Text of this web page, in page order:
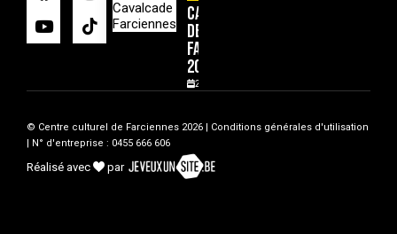
Cavalcade
de
Farciennes
2026
29/08/2026
© Centre culturel de Farciennes 2026 | Conditions générales d'utilisation
| N° d'entreprise : 0455 666 606
Réalisé avec par